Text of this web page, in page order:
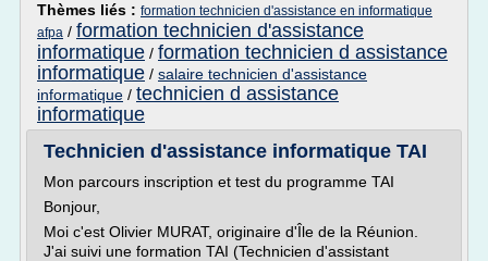
Thèmes liés : formation technicien d'assistance en informatique
afpa / formation technicien d'assistance
informatique / formation technicien d assistance
informatique / salaire technicien d'assistance
informatique / technicien d assistance
informatique
Technicien d'assistance informatique TAI
Mon parcours inscription et test du programme TAI
Bonjour,
Moi c'est Olivier MURAT, originaire d'Île de la Réunion.
J'ai suivi une formation TAI (Technicien d'assistant